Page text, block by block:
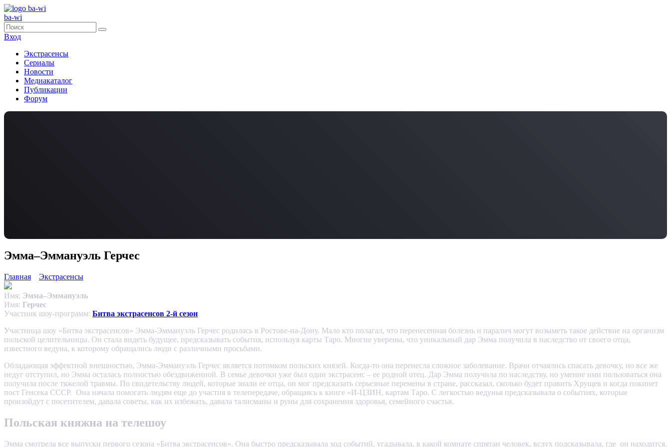
ba-wi
Вход
Экстрасенсы
Сериалы
Новости
Медиакаталог
Публикации
Форум
Эмма–Эммануэль Герчес
Главная Экстрасенсы
Имя: Эмма–Эммануэль
Имя: Герчес
Участник шоу-программ: Битва экстрасенсов 2-й сезон
Участница шоу «Битва экстрасенсов» Эмма-Эммануэль Герчес родилась в Ростове-на-Дону. Мало кто полагал, что перенесенная болезнь и паралич могут возыметь такое действие на организм
польской целительницы. Он стала видеть будущее, предсказывать события, используя карты Таро. Многие уверены, что уникальный дар Эмма получила в наследство от своего отца,
известного ведуна, к которому обращались люди с различными просьбами.
Обладающая эффектной внешностью, Эмма-Эммануэль Герчес является потомком польских князей. Когда-то она перенесла сложное заболевание. Врачи отчаялись спасать девочку, но все же
недуг отступил, но Эмма осталась полностью обездвиженной. В семье девочки уже был один экстрасенс – ее родной отец. Дар Эмма получила по наследству, но умение ими пользоваться она
получила после тяжелой травмы. По свидетельству людей, которые знали ее отца, он мог предсказать серьезные перемены в стране, рассказал, сколько будет править Хрущев и когда покинет
пост Генсека СССР. Она начала помогать людям еще до участия в телепередаче, обращаясь к книге «И-ЦЗИН, картам Таро. С легкостью ведунья предсказывала о событиях, которые
произойдут с посетителем, давала советы, как их избежать, давала талисманы и руны для сохранения здоровья, семейного счастья.
Польская княжна на телешоу
Эмма смотрела все выпуски первого сезона «Битва экстрасенсов». Она быстро предсказывала ход событий, угадывала, в какой комнате спрятан человек, вслух подсказывала, где он находится.